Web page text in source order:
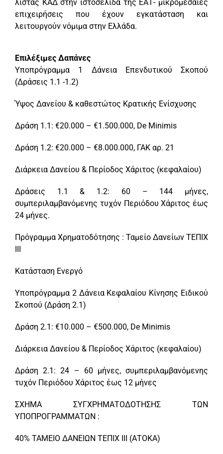
λίστας ΚΑΔ στην ιστοσελίδα της ΕΑΤ- μικρομεσαίες
επιχειρήσεις που έχουν εγκατάσταση και
λειτουργούν νόμιμα στην Ελλάδα.
Επιλέξιμες Δαπάνες
Υποπρόγραμμα 1 Δάνεια Επενδυτικού Σκοπού
(Δράσεις 1.1 -1.2)
Ύψος Δανείου & καθεστώτος Κρατικής Ενίσχυσης
Δράση 1.1: €20.000 – €1.500.000, De Minimis
Δράση 1.2: €20.000 – €8.000.000, ΓΑΚ αρ. 21
Διάρκεια Δανείου & Περίοδος Χάριτος (κεφαλαίου)
Δράσεις 1.1 & 1.2: 60 – 144 μήνες,
συμπεριλαμβανόμενης τυχόν Περιόδου Χάριτος έως
24 μήνες.
Πρόγραμμα Χρηματοδότησης : Ταμείο Δανείων ΤΕΠΙΧ
ΙΙΙ
Κατάσταση Ενεργό
Υποπρόγραμμα 2 Δάνεια Κεφαλαίου Κίνησης Ειδικού
Σκοπού (Δράση 2.1)
Δράση 2.1: €10.000 – €500.000, De Minimis
Διάρκεια Δανείου & Περίοδος Χάριτος (κεφαλαίου)
Δράση 2.1: 24 – 60 μήνες, συμπεριλαμβανόμενης
τυχόν Περιόδου Χάριτος έως 12 μήνες
ΣΧΗΜΑ ΣΥΓΧΡΗΜΑΤΟΔΟΤΗΣΗΣ ΤΩΝ
ΥΠΟΠΡΟΓΡΑΜΜΑΤΩΝ :
40% ΤΑΜΕΙΟ ΔΑΝΕΙΩΝ ΤΕΠΙΧ ΙΙΙ (ΑΤΟΚΑ)